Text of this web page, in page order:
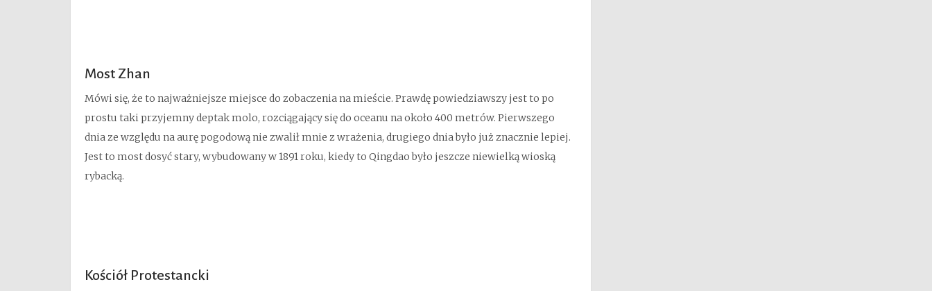
Most Zhan
Mówi się, że to najważniejsze miejsce do zobaczenia na mieście. Prawdę powiedziawszy jest to po
prostu taki przyjemny deptak molo, rozciągający się do oceanu na około 400 metrów. Pierwszego
dnia ze względu na aurę pogodową nie zwalił mnie z wrażenia, drugiego dnia było już znacznie lepiej.
Jest to most dosyć stary, wybudowany w 1891 roku, kiedy to Qingdao było jeszcze niewielką wioską
rybacką.
Kościół Protestancki